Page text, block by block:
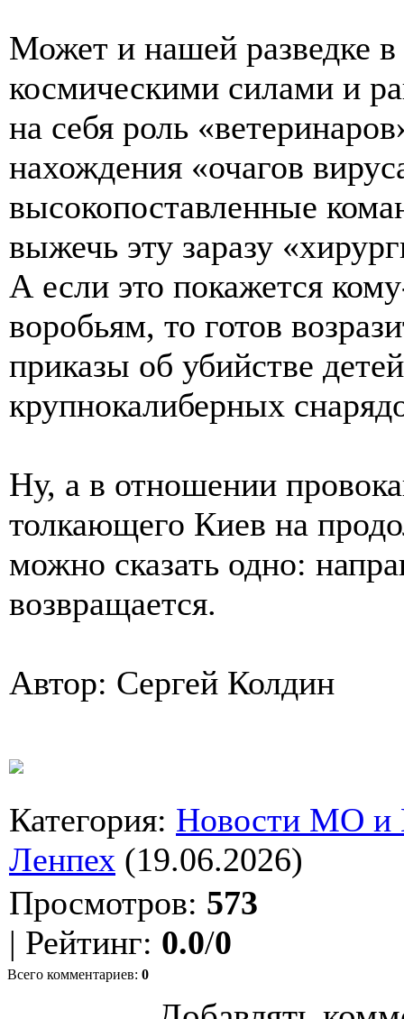
Может и нашей разведке
космическими силами и
на себя роль
нахождения «очагов
высокопоставленные
выжечь эту заразу
А если это покажется
воробьям, то готов
приказы об убийстве
крупнокалиберных
Ну, а в отношении
толкающего Киев на
можно сказать одно:
возвращается.
Автор: Сергей Колдин
Категория: Новости МО
Ленпех (19.06.2026)
Просмотров: 573
| Рейтинг: 0.0/0
Всего комментариев: 0